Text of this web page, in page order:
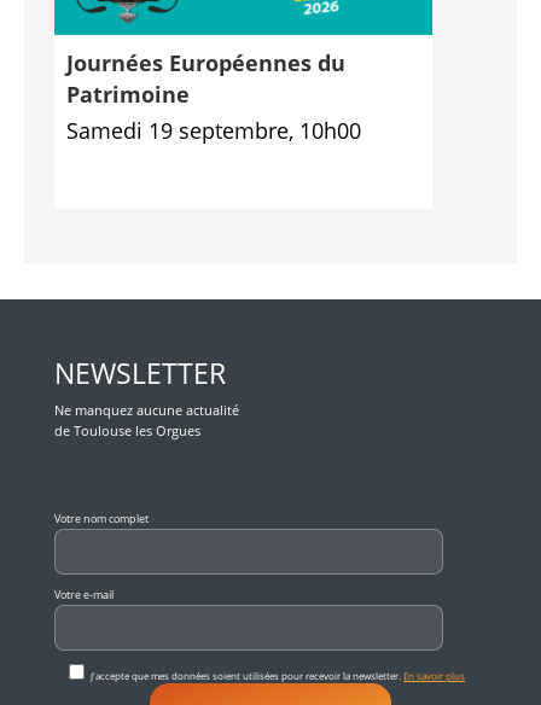
Journées Européennes du
Patrimoine
Samedi 19 septembre, 10h00
NEWSLETTER
Ne manquez aucune actualité
de Toulouse les Orgues
Votre nom complet
Votre e-mail
J'accepte que mes données soient utilisées pour recevoir la newsletter. En savoir plus